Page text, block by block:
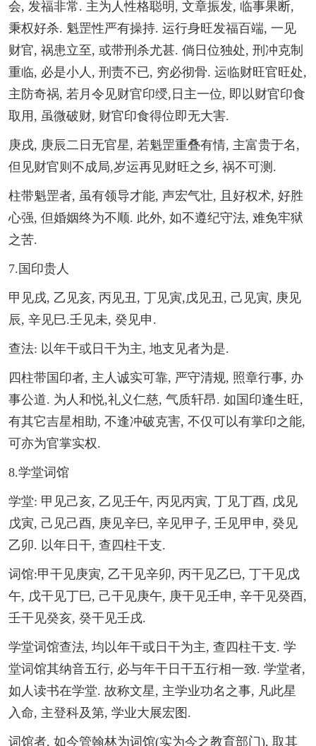
会, 发福非常. 主为人性格聪明, 文章振发, 临事果断,
秉权好杀. 魁罡性严有操持. 运行身旺发福百端, 一见
财官, 祸患立至, 或带刑杀尤甚. 倘日位独处, 刑冲克制
重临, 必是小人, 刑责不已, 穷必彻骨. 运临财旺官旺处,
主防奇祸, 若月令见财官印绶,日主一位, 即以财官印食
取用, 虽微破财, 财官印食得位即无大害.
庚戌, 庚辰二日无官星, 若魁罡重叠有情, 主富贵于名,
但见财官则不成局,岁运再见财旺之乡, 祸不可测.
柱带魁罡者, 虽有领导才能, 声宏气壮, 且好权术, 好胜
心强, 但婚姻终为不顺. 此外, 如不遵纪守法, 难免牢狱
之苦.
7.国印贵人
甲见戌, 乙见亥, 丙见丑, 丁见寅,戊见丑, 己见寅, 庚见
辰, 辛见巳.壬见未, 癸见申.
查法: 以年干或日干为主, 地支见者为是.
四柱带国印者, 主人诚实可靠, 严守清规, 照章行事, 办
事公道. 为人和悦,礼义仁慈, 气质轩昂. 如国印逢生旺,
有其它吉星相助, 不逢冲破克害, 不仅可以有掌印之能,
可亦为官掌实权.
8.学堂词馆
学堂: 甲见己亥, 乙见壬午, 丙见丙寅, 丁见丁酉, 戊见
戊寅, 己见己酉, 庚见辛巳, 辛见甲子, 壬见甲申, 癸见
乙卯. 以年日干, 查四柱干支.
词馆:甲干见庚寅, 乙干见辛卯, 丙干见乙巳, 丁干见戊
午, 戊干见丁巳, 己干见庚午, 庚干见壬申, 辛干见癸酉,
壬干见癸亥, 癸干见壬戌.
学堂词馆查法, 均以年干或日干为主, 查四柱干支. 学
堂词馆其纳音五行, 必与年干日干五行相一致. 学堂者,
如人读书在学堂. 故称文星, 主学业功名之事, 凡此星
入命, 主登科及第, 学业大展宏图.
词馆者, 如今管翰林为词馆(实为今之教育部门), 取其